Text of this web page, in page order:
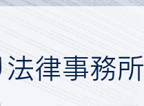
律事務所